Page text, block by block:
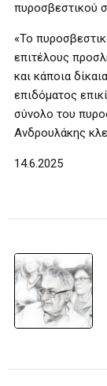
πυροσβεστικού
«Το
επιτέλους
και κάποια
επιδόματος
σύνολο του
Ανδρουλάκης
14.6.2025